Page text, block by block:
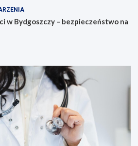
w Bydgoszczy – bezpieczeństwo na